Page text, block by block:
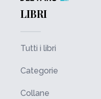
LIBRI
Tutti i libri
Categorie
Collane